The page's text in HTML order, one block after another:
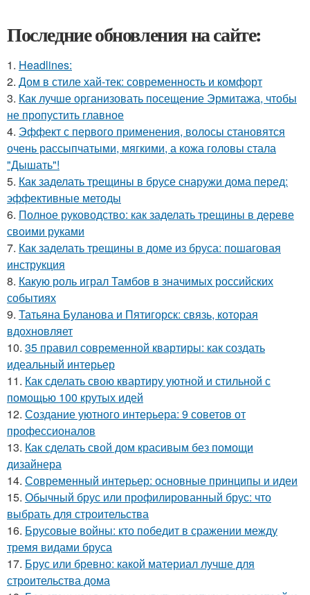
Последние обновления на сайте:
1. Headlines:
2. Дом в стиле хай-тек: современность и комфорт
3. Как лучше организовать посещение Эрмитажа, чтобы
не пропустить главное
4. Эффект с первого применения, волосы становятся
очень рассыпчатыми, мягкими, а кожа головы стала
"Дышать"!
5. Как заделать трещины в брусе снаружи дома перед:
эффективные методы
6. Полное руководство: как заделать трещины в дереве
своими руками
7. Как заделать трещины в доме из бруса: пошаговая
инструкция
8. Какую роль играл Тамбов в значимых российских
событиях
9. Татьяна Буланова и Пятигорск: связь, которая
вдохновляет
10. 35 правил современной квартиры: как создать
идеальный интерьер
11. Как сделать свою квартиру уютной и стильной с
помощью 100 крутых идей
12. Создание уютного интерьера: 9 советов от
профессионалов
13. Как сделать свой дом красивым без помощи
дизайнера
14. Современный интерьер: основные принципы и идеи
15. Обычный брус или профилированный брус: что
выбрать для строительства
16. Брусовые войны: кто победит в сражении между
тремя видами бруса
17. Брус или бревно: какой материал лучше для
строительства дома